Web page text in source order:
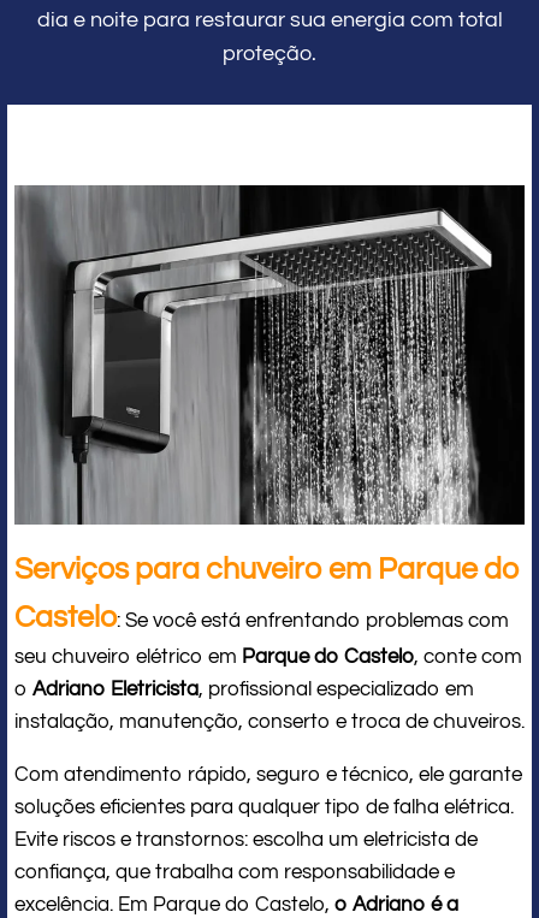
dia e noite para restaurar sua energia com total
proteção.
Serviços para chuveiro em Parque do
Castelo: Se você está enfrentando problemas com
seu chuveiro elétrico em Parque do Castelo, conte com
o Adriano Eletricista, profissional especializado em
instalação, manutenção, conserto e troca de chuveiros.
Com atendimento rápido, seguro e técnico, ele garante
soluções eficientes para qualquer tipo de falha elétrica.
Evite riscos e transtornos: escolha um eletricista de
confiança, que trabalha com responsabilidade e
excelência. Em Parque do Castelo, o Adriano é a